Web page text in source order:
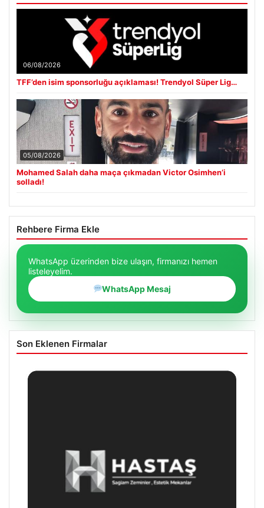
06/08/2026
TFF’den isim sponsorluğu açıklaması! Trendyol Süper Lig…
05/08/2026
Mohamed Salah daha maça çıkmadan Victor Osimhen’i
solladı!
Rehbere Firma Ekle
WhatsApp üzerinden bize ulaşın, firmanızı hemen
listeleyelim.
WhatsApp Mesaj
Son Eklenen Firmalar